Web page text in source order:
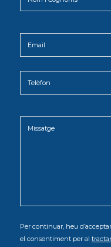
Per continuar, heu
el consentiment per al